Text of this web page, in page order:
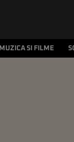
MUZICA SI FILME